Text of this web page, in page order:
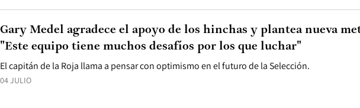
04 JULIO
El capitán de la Roja llama a pensar con optimismo en el futuro de la Selección.
Gary Medel agradece el apoyo de los hinchas y plantea nueva
"Este equipo tiene muchos desafíos por los que luchar"